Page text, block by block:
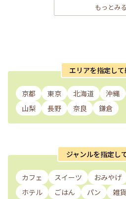
もっとみる
エリアを指定し
京都 東京 北海道 沖縄
山梨
長野 奈良 鎌倉
ジャンルを指定し
カフェ スイーツ おみやげ
ホテル
ごはん パン 雑貨